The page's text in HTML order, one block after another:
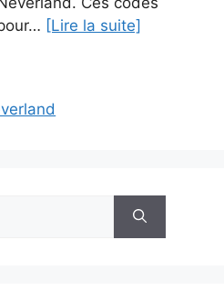
[Lire la suite]